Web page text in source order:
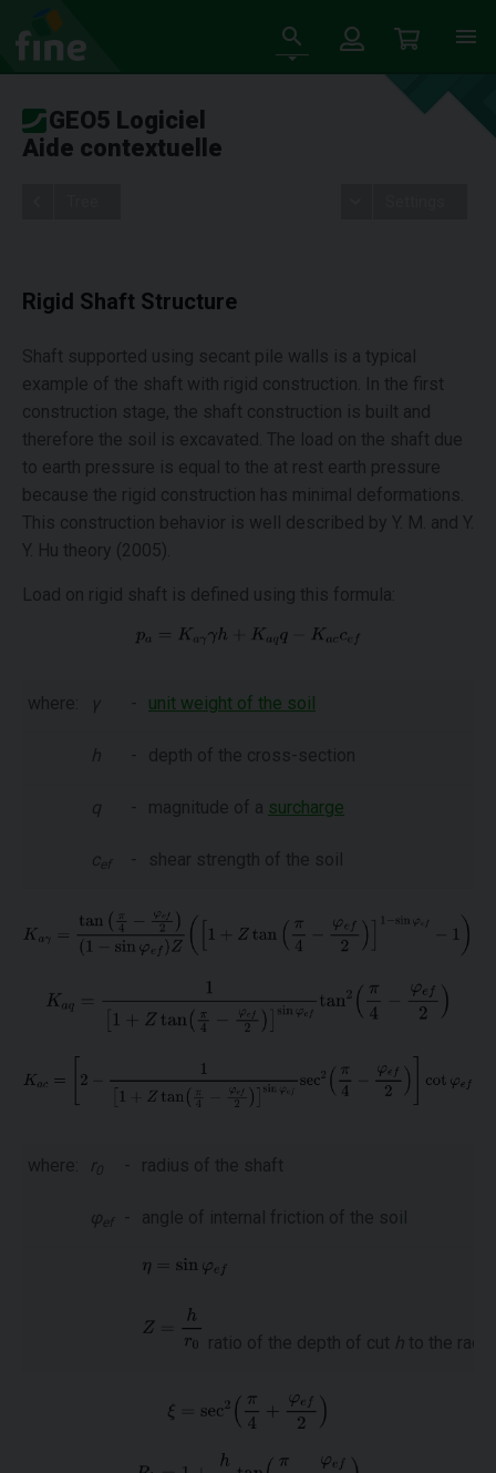
GEO5 Logiciel
Aide contextuelle
Rigid Shaft Structure
Shaft supported using secant pile walls is a typical
example of the shaft with rigid construction. In the first
construction stage, the shaft construction is built and
therefore the soil is excavated. The load on the shaft due
to earth pressure is equal to the at rest earth pressure
because the rigid construction has minimal deformations.
This construction behavior is well described by Y. M. and Y.
Y. Hu theory (2005).
Load on rigid shaft is defined using this formula:
where: γ - unit weight of the soil
h - depth of the cross-section
q - magnitude of a surcharge
c ef - shear strength of the soil
where: r - radius of the shaft
φef - angle of internal friction of the soil
ratio of the depth of cut h to the